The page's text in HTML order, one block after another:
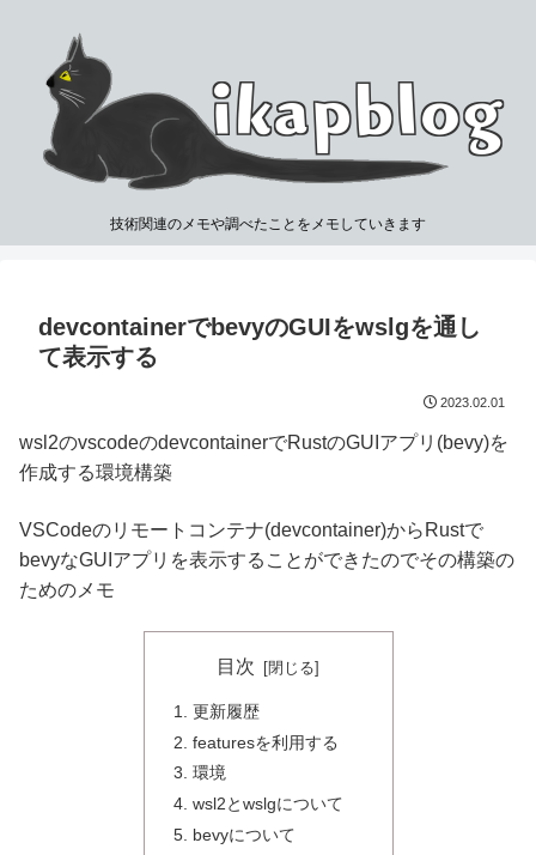
技術関連のメモや調べたことをメモしていきます
devcontainerでbevyのGUIをwslgを通し
て表示する
2023.02.01
wsl2のvscodeのdevcontainerでRustのGUIアプリ(bevy)を
作成する環境構築
VSCodeのリモートコンテナ(devcontainer)からRustで
bevyなGUIアプリを表示することができたのでその構築の
ためのメモ
目次
更新履歴
featuresを利用する
環境
wsl2とwslgについて
bevyについて